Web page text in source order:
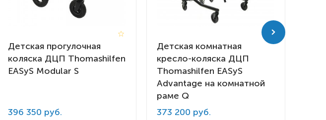
Детская прогулочная
коляска ДЦП Thomashilfen
EASyS Modular S
396 350 руб.
Детская комнатная
кресло-коляска ДЦП
Thomashilfen EASyS
Advantage на комнатной
раме Q
373 200 руб.